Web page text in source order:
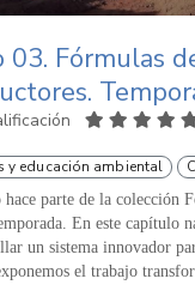
Fórmulas
y educación ambiental
hace parte de la colección
En este capítulo
un sistema innovador
el trabajo